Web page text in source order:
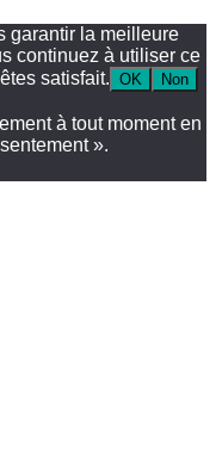
garantir la meilleure
continuez à utiliser ce
satisfait. OK Non
à tout moment en
».